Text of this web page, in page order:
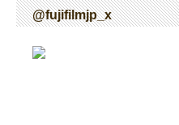
@fujifilmjp_x